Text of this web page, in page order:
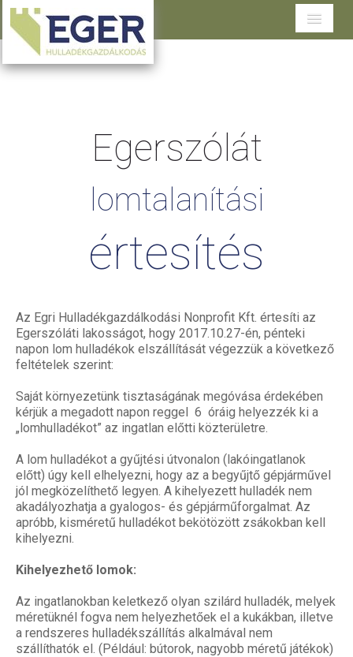
Szolgáltatások területenkéntEgerszólát
lomtalanítási
értesítés
Az Egri Hulladékgazdálkodási Nonprofit Kft. értesíti az
Egerszóláti lakosságot, hogy 2017.10.27-én, pénteki
napon lom hulladékok elszállítását végezzük a következő
feltételek szerint:
Saját környezetünk tisztaságának megóvása érdekében
kérjük a megadott napon reggel 6 óráig helyezzék ki a
„lomhulladékot” az ingatlan előtti közterületre.
A lom hulladékot a gyűjtési útvonalon (lakóingatlanok
előtt) úgy kell elhelyezni, hogy az a begyűjtő gépjárművel
jól megközelíthető legyen. A kihelyezett hulladék nem
akadályozhatja a gyalogos- és gépjárműforgalmat. Az
apróbb, kisméretű hulladékot bekötözött zsákokban kell
kihelyezni.
Kihelyezhető lomok:
Az ingatlanokban keletkező olyan szilárd hulladék, melyek
méretüknél fogva nem helyezhetőek el a kukákban, illetve
a rendszeres hulladékszállítás alkalmával nem
szállíthatók el. (Például: bútorok, nagyobb méretű játékok)